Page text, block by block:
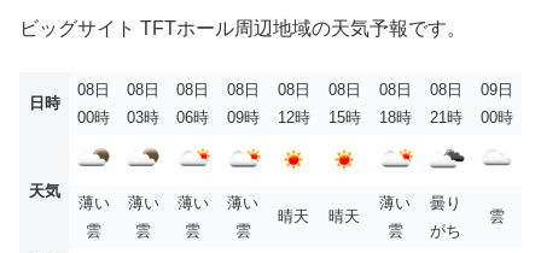
ビッグサイト TFTホール周辺地域の天気予報です。
日時
08日
00時
08日
03時
08日
06時
08日
09時
08日
12時
08日
15時
08日
18時
08日
21時
09日
00時
天気
薄い
雲
薄い
雲
薄い
雲
薄い
雲
晴天 晴天
薄い
雲
曇り
がち
雲